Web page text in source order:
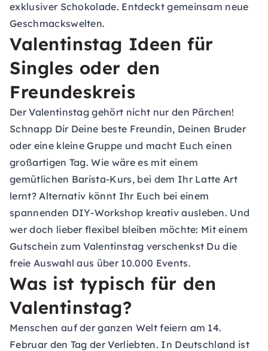
exklusiver Schokolade. Entdeckt gemeinsam neue
Geschmackswelten.
Valentinstag Ideen für
Singles oder den
Freundeskreis
Der Valentinstag gehört nicht nur den Pärchen!
Schnapp Dir Deine beste Freundin, Deinen Bruder
oder eine kleine Gruppe und macht Euch einen
großartigen Tag. Wie wäre es mit einem
gemütlichen Barista-Kurs, bei dem Ihr Latte Art
lernt? Alternativ könnt Ihr Euch bei einem
spannenden DIY-Workshop kreativ ausleben. Und
wer doch lieber flexibel bleiben möchte: Mit einem
Gutschein zum Valentinstag verschenkst Du die
freie Auswahl aus über 10.000 Events.
Was ist typisch für den
Valentinstag?
Menschen auf der ganzen Welt feiern am 14.
Februar den Tag der Verliebten. In Deutschland ist